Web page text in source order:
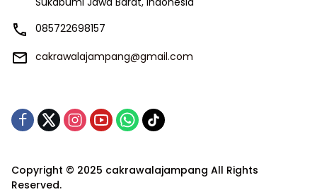
085722698157
cakrawalajampang@gmail.com
Copyright © 2025 cakrawalajampang All Rights
Reserved.